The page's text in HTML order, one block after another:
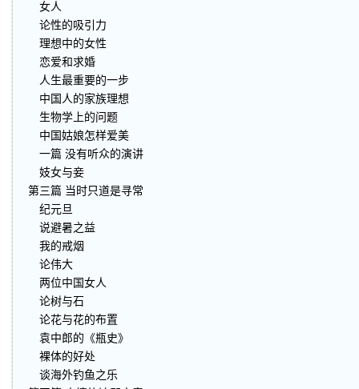
女人
论性的吸引力
理想中的女性
恋爱和求婚
人生最重要的一步
中国人的家族理想
生物学上的问题
中国姑娘怎样爱美
一篇 没有听众的演讲
妓女与妾
第三篇 当时只道是寻常
纪元旦
说避暑之益
我的戒烟
论伟大
两位中国女人
论树与石
论花与花的布置
袁中郎的《瓶史》
裸体的好处
谈海外钓鱼之乐